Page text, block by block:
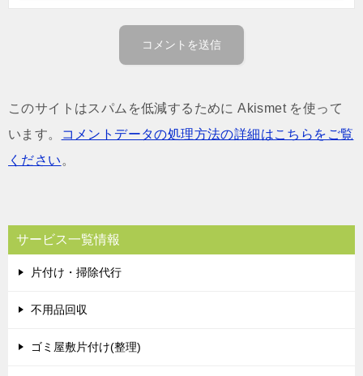
このサイトはスパムを低減するために Akismet を使って
います。
コメントデータの処理方法の詳細はこちらをご覧
ください 。
サービス一覧情報
片付け・掃除代行
不用品回収
ゴミ屋敷片付け(整理)